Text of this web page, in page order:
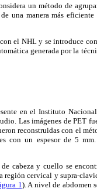
un método de
una manera más
el NHL y se introduce
generada por la
en el Instituto
Las imágenes de PET
reconstruidas con el
con un espesor de 5
cabeza y cuello se
región cervical y supra-
1). A nivel de abdomen